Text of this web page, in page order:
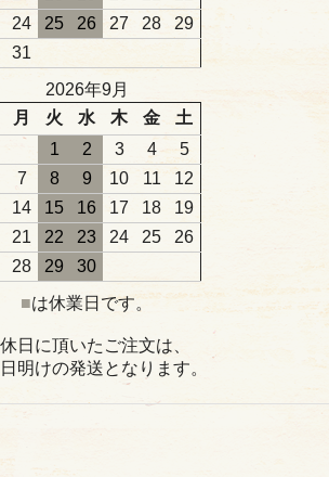
24 25 26 27 28
29
31
2026年9月
月 火 水 木 金
土
1
2 3 4
5
7 8 9 10 11
12
14 15 16 17 18
19
21 22 23 24 25
26
28 29
30
■は休業日です。
日に頂いたご注文は、
明けの発送となります。